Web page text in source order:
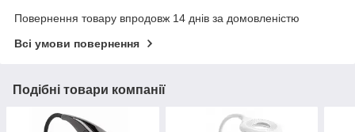
Повернення товару впродовж 14 днів за домовленістю
Всі умови повернення
Подібні товари компанії